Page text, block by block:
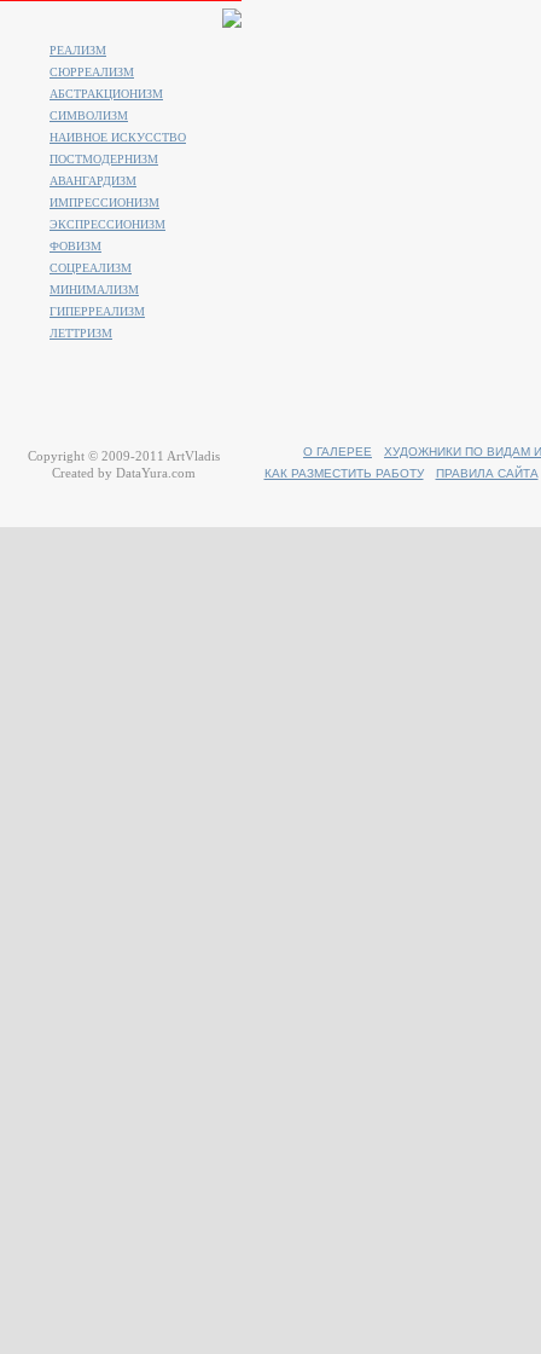
РЕАЛИЗМ
СЮРРЕАЛИЗМ
АБСТРАКЦИОНИЗМ
СИМВОЛИЗМ
НАИВНОЕ ИСКУССТВО
ПОСТМОДЕРНИЗМ
АВАНГАРДИЗМ
ИМПРЕССИОНИЗМ
ЭКСПРЕССИОНИЗМ
ФОВИЗМ
СОЦРЕАЛИЗМ
МИНИМАЛИЗМ
ГИПЕРРЕАЛИЗМ
ЛЕТТРИЗМ
О ГАЛЕРЕЕ
ХУДОЖНИКИ ПО ВИДАМ
КАК РАЗМЕСТИТЬ РАБОТУ
ПРАВИЛА САЙТА
Copyright © 2009-2011 ArtVladis
Created by DataYura.com